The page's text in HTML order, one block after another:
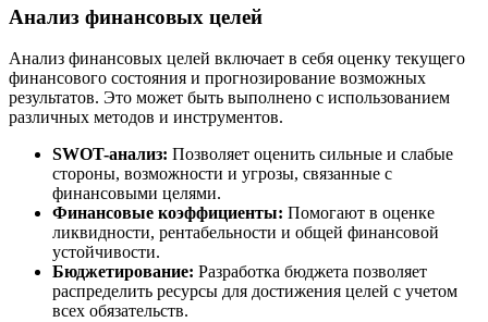
Анализ финансовых целей
Анализ финансовых целей включает в себя оценку текущего
финансового состояния и прогнозирование возможных
результатов. Это может быть выполнено с использованием
различных методов и инструментов.
SWOT-анализ: Позволяет оценить сильные и слабые
стороны, возможности и угрозы, связанные с
финансовыми целями.
Финансовые коэффициенты: Помогают в оценке
ликвидности, рентабельности и общей финансовой
устойчивости.
Бюджетирование: Разработка бюджета позволяет
распределить ресурсы для достижения целей с учетом
всех обязательств.